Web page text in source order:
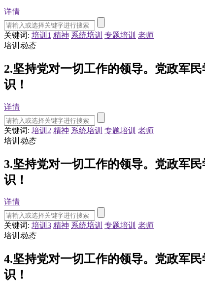
详情
关键词: 培训1 精神 系统培训 专题培训 老师
培训 动态
2.坚持党对一切工作的领导。党政军
识！
详情
关键词: 培训2 精神 系统培训 专题培训 老师
培训 动态
3.坚持党对一切工作的领导。党政军
识！
详情
关键词: 培训3 精神 系统培训 专题培训 老师
培训 动态
4.坚持党对一切工作的领导。党政军
识！